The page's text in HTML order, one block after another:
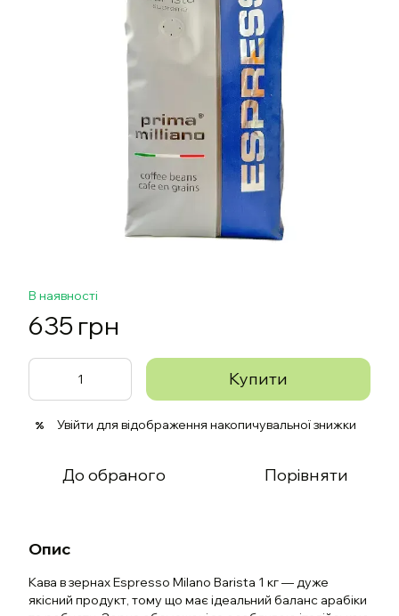
В наявності
635 грн
Купити
% Увійти для відображення накопичувальної знижки
До обраного Порівняти
Опис
Кава в зернах Espresso Milano Barista 1 кг — дуже
якісний продукт, тому що має ідеальний баланс арабіки